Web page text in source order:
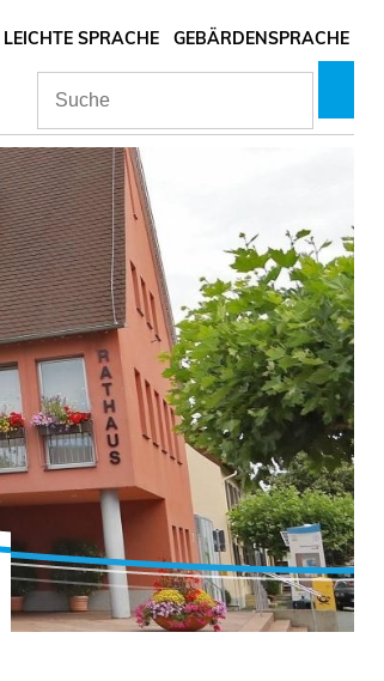
LEICHTE SPRACHE GEBÄRDENSPRACHE